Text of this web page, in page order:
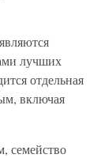
лучших
отдельная
включая
семейство